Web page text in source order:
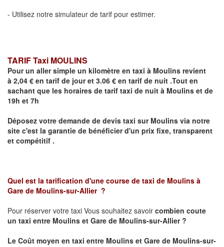
- Utilisez notre simulateur de tarif pour estimer.
TARIF Taxi MOULINS
Pour un aller simple un kilomètre en taxi à Moulins revient
à 2,04 € en tarif de jour et 3.06 € en tarif de nuit .Tout en
sachant que les horaires de tarif taxi de nuit à Moulins et de
19h et 7h
Déposez votre demande de devis taxi sur Moulins via notre
site c'est la garantie de bénéficier d'un prix fixe, transparent
et compétitif .
Quel est la tarification d'une course de taxi de Moulins à
Gare de Moulins-sur-Allier ?
Pour réserver votre taxi Vous souhaitez savoir combien coute
un taxi entre Moulins et Gare de Moulins-sur-Allier ?
Le Coût moyen en taxi entre Moulins et Gare de Moulins-sur-